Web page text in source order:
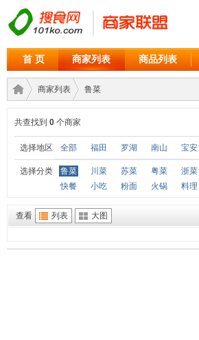
首 页 商家列表 商品列表
商家›
商家列表
›
鲁菜
共查找到 0 个商家
选择地区 全部 福田 罗湖 南山 宝安
选择分类 鲁菜 川菜 苏菜 粤菜 浙菜
快餐
小吃 粉面 火锅 料理
查看 列表 大图